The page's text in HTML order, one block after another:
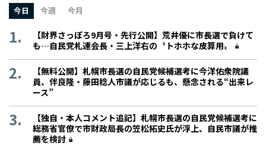
今日 今週 今月
【財界さっぽろ9月号・先行公開】荒井優に市長選で負けて
も…自民党札連会長・三上洋右の〝トホホな皮算用〟
【無料公開】札幌市長選の自民党候補選考に今洋佑衆院議
員、伴良隆・藤田稔人市議が応じるも、懸念される“出来レ
ース”
【独自・本人コメント追記】札幌市長選の自民党候補選考に
総務省官僚で市財政局長の笠松拓史氏が浮上、自民市議が推
薦を検討